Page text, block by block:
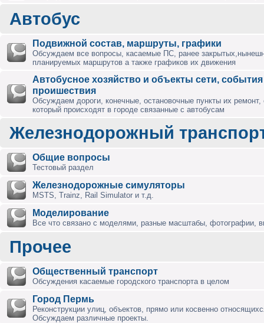
Автобус
Подвижной состав, маршруты, графики
Обсуждаем все вопросы, касаемые ПС, ранее
планируемых маршрутов а также графиков их движения
Автобусное хозяйство и объекты сети,
проишествия
Обсуждаем дороги, конечные, остановочные пункты их ремонт,
который происходят в городе связанные с автобусам
Железнодорожный
Общие вопросы
Тестовый раздел
Железнодорожные симуляторы
MSTS, Trainz, Rail Simulator и т.д.
Моделирование
Все что связано с моделями, разные масштабы, фотографии,
Прочее
Общественный транспорт
Обсуждения касаемые городского транспорта в целом
Город Пермь
Реконструкции улиц, объектов, прямо или косвенно
Обсуждаем различные проекты.